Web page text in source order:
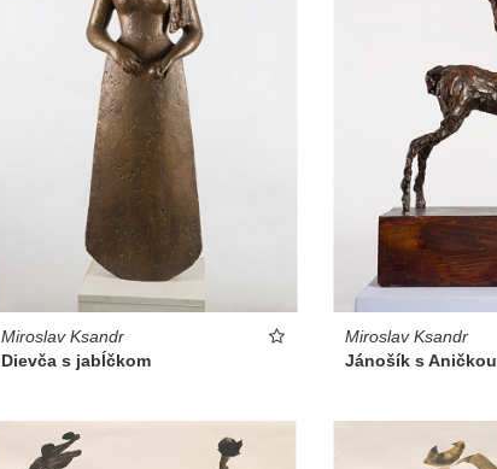
Miroslav Ksandr
Dievča s jabĺčkom
Miroslav Ksandr
Jánošík s Aničkou